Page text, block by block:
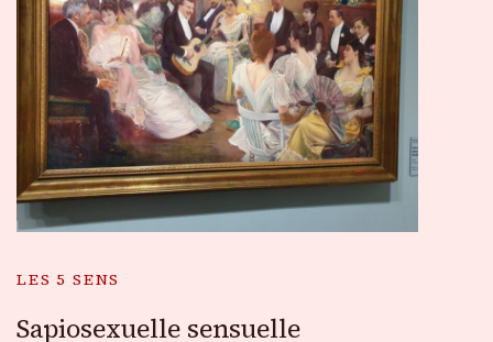
LES 5 SENS
Sapiosexuelle sensuelle